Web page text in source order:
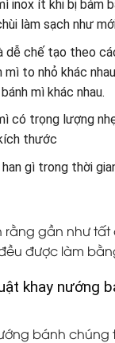
inox ít khi bị bám
làm sạch như
dễ chế tạo theo
mì to nhỏ khác
mì khác nhau.
có trọng lượng
thước
gì trong thời
rằng gần như
được làm
khay nướng
bánh chúng